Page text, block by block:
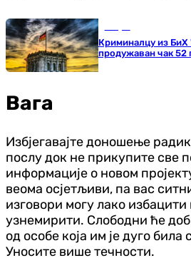
Криминалцу из БиХ
продужаван чак 52
Вага
Избјегавајте доношење
послу док не прикупите све
информације о новом
веома осјетљиви, па вас
изговори могу лако
узнемирити. Слободни ће
од особе која им је дуго
Уносите више течности.